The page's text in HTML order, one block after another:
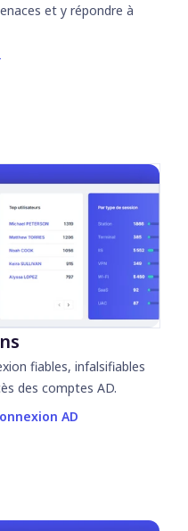
et y répondre à
fiables, infalsifiables
des comptes AD.
AD